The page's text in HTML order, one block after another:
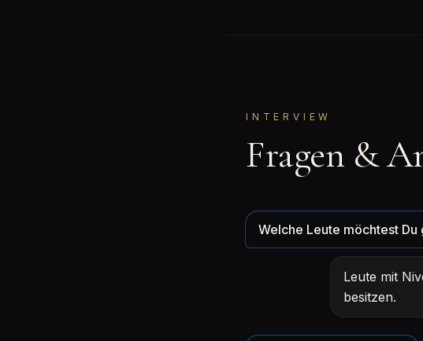
INTERVIEW
Fragen &
Welche Leute möchtest
Leute mit
besitzen.